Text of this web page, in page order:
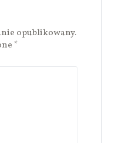
opublikowany.
*